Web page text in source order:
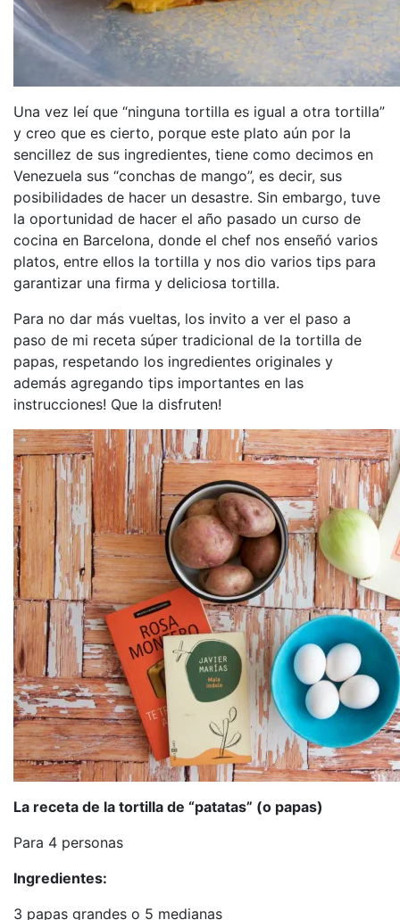
Una vez leí que “ninguna tortilla es igual a otra tortilla”
y creo que es cierto, porque este plato aún por la
sencillez de sus ingredientes, tiene como decimos en
Venezuela sus “conchas de mango”, es decir, sus
posibilidades de hacer un desastre. Sin embargo, tuve
la oportunidad de hacer el año pasado un curso de
cocina en Barcelona, donde el chef nos enseñó varios
platos, entre ellos la tortilla y nos dio varios tips para
garantizar una firma y deliciosa tortilla.
Para no dar más vueltas, los invito a ver el paso a
paso de mi receta súper tradicional de la tortilla de
papas, respetando los ingredientes originales y
además agregando tips importantes en las
instrucciones! Que la disfruten!
La receta de la tortilla de “patatas” (o papas)
Para 4 personas
Ingredientes:
3 papas grandes o 5 medianas